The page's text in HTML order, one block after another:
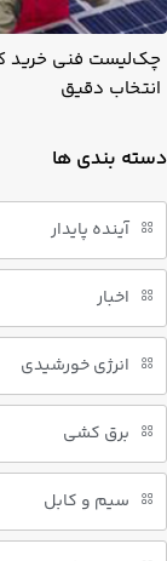
چک‌لیست فنی خرید
انتخاب دقیق
دسته بندی ها
آینده پایدار
اخبار
انرژی خورشیدی
برق کشی
سیم و کابل